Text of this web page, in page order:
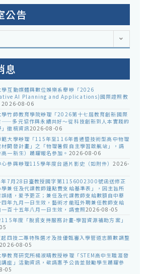
公告
息
學互動媒體與數位娛樂系舉辦「2026
AI Planning and Applications)國際證照教
2026-08-06
學竹師教育學院辦理「2026第十七屆教育創新國際
——多元協作與永續共好～從科技創新到人本實踐的
徵稿資訊2026-08-06
範大學辦理「115年至116年普通暨技術型高中物理
開發計畫」之「物理暑假自主學習啟航站」，請
一新生）踴躍報名參加。 2026-08-06
心參與辦理115學年度台語片影史（如附件）2026-
7月28日臺教授國字第1156002300號函送修正
學兼任及代課教師鐘點費支給基準表」，因主旨所
誤繕，爰予更正；兼任及代課教師支給數額自中華
四年九月一日生效，藝術才能班外聘兼任教師支給
百十五年八月一日生效，請查照2026-08-05
115年度「脫貧支持服務計畫-學習資源補助方案」
四技二專特殊選才及技優甄審入學管道志願數調整
2026-08-05
教育研究所楊淑晴教授辦理「STEM高中生職涯發
座」活動資訊，敬請惠予公告並鼓勵學生踴躍參
05